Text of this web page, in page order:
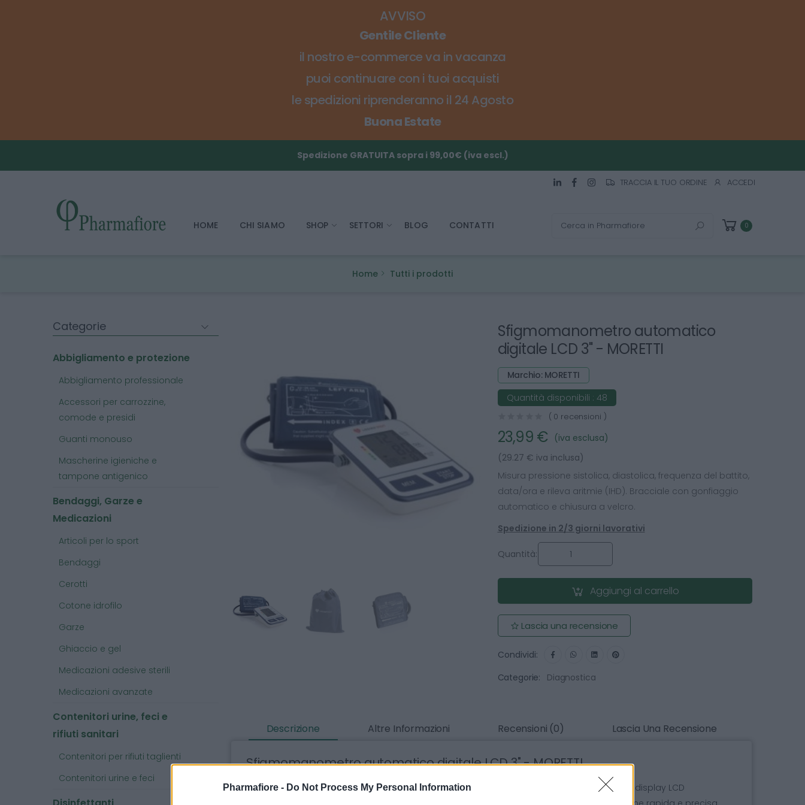
Pharmafiore - Do Not Process My Personal Information
AVVISO
Gentile Cliente
il nostro e-commerce va in vacanza
puoi continuare con i tuoi acquisti
le spedizioni riprenderanno il 24 Agosto
Buona Estate
Spedizione GRATUITA sopra i 99,00€ (iva escl.)
TRACCIA IL TUO ORDINE ACCEDI
HOME CHI SIAMO SHOP SETTORI BLOG CONTATTI 0
Home Tutti i prodotti
Sfigmomanometro automatico
digitale LCD 3" - MORETTI
Marchio: MORETTI
Quantità disponibili : 48
( 0 recensioni )
23,99 €
(iva esclusa)
(29.27 € iva inclusa)
Misura pressione sistolica, diastolica, frequenza del battito,
data/ora e rileva aritmie (IHD). Bracciale con gonfiaggio
automatico e chiusura a velcro.
Spedizione in 2/3 giorni lavorativi
Quantità:
Aggiungi al carrello
Lascia una recensione
Condividi:
Categorie:
Diagnostica
Descrizione Altre Informazioni Recensioni (0) Lascia Una Recensione
Sfigmomanometro automatico digitale LCD 3" - MORETTI
Lo sfigmomanometro digitale automatico da tavolo ha un design innovativo con grande display LCD
Categorie
Abbigliamento e protezione
Abbigliamento professionale
Accessori per carrozzine,
comode e presidi
Guanti monouso
Mascherine igieniche e
tampone antigenico
Bendaggi, Garze e
Medicazioni
Articoli per lo sport
Bendaggi
Cerotti
Cotone idrofilo
Garze
Ghiaccio e gel
Medicazioni adesive sterili
Medicazioni avanzate
Contenitori urine, feci e
rifiuti sanitari
Contenitori per rifiuti taglienti
Contenitori urine e feci